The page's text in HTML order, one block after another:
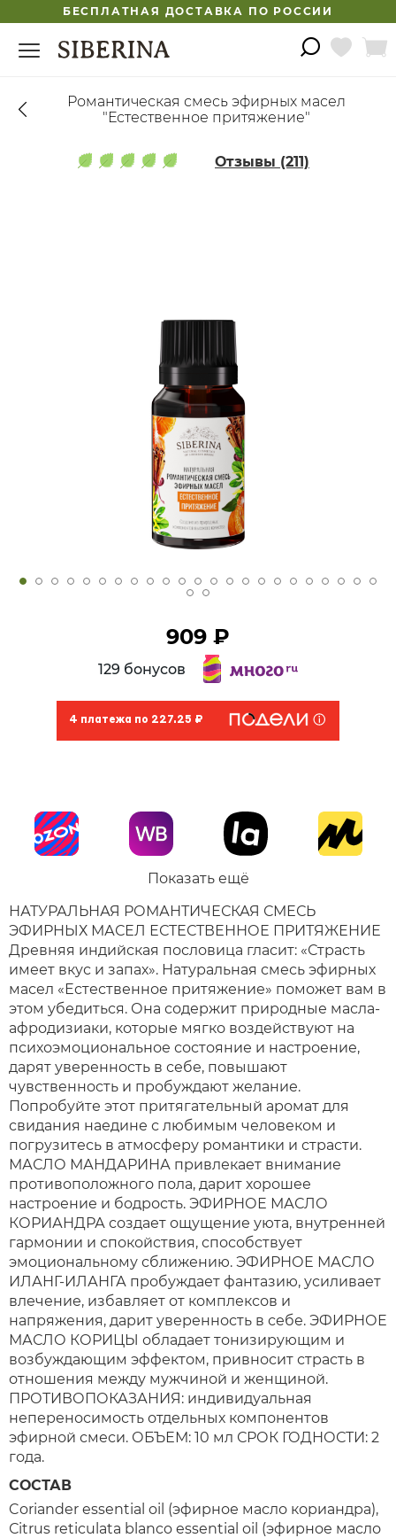
БЕСПЛАТНАЯ ДОСТАВКА ПО РОССИИ
Романтическая смесь эфирных масел
"Естественное притяжение"
Отзывы (211)
909 ₽
129 бонусов
4 платежа по 227.25 ₽
Показать ещё
НАТУРАЛЬНАЯ РОМАНТИЧЕСКАЯ СМЕСЬ
ЭФИРНЫХ МАСЕЛ ЕСТЕСТВЕННОЕ ПРИТЯЖЕНИЕ
Древняя индийская пословица гласит: «Страсть
имеет вкус и запах». Натуральная смесь эфирных
масел «Естественное притяжение» поможет вам в
этом убедиться. Она содержит природные масла-
афродизиаки, которые мягко воздействуют на
психоэмоциональное состояние и настроение,
дарят уверенность в себе, повышают
чувственность и пробуждают желание.
Попробуйте этот притягательный аромат для
свидания наедине с любимым человеком и
погрузитесь в атмосферу романтики и страсти.
МАСЛО МАНДАРИНА привлекает внимание
противоположного пола, дарит хорошее
настроение и бодрость. ЭФИРНОЕ МАСЛО
КОРИАНДРА создает ощущение уюта, внутренней
гармонии и спокойствия, способствует
эмоциональному сближению. ЭФИРНОЕ МАСЛО
ИЛАНГ-ИЛАНГА пробуждает фантазию, усиливает
влечение, избавляет от комплексов и
напряжения, дарит уверенность в себе. ЭФИРНОЕ
МАСЛО КОРИЦЫ обладает тонизирующим и
возбуждающим эффектом, привносит страсть в
отношения между мужчиной и женщиной.
ПРОТИВОПОКАЗАНИЯ: индивидуальная
непереносимость отдельных компонентов
эфирной смеси. ОБЪЕМ: 10 мл СРОК ГОДНОСТИ: 2
года.
СОСТАВ
Coriander essential oil (эфирное масло кориандра),
Сitrus reticulata blanco essential oil (эфирное масло